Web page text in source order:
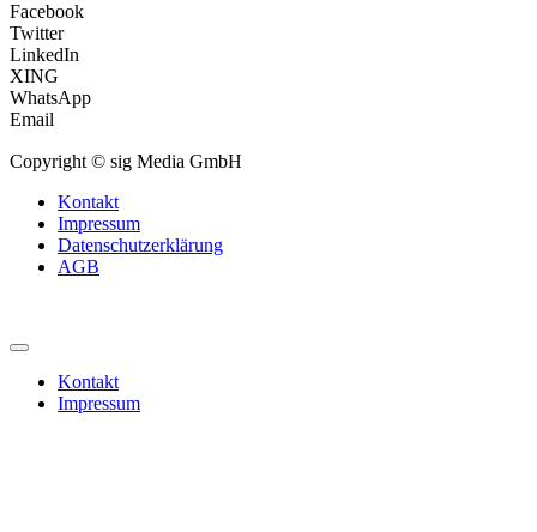
Facebook
Twitter
LinkedIn
XING
WhatsApp
Email
Copyright © sig Media GmbH
Kontakt
Impressum
Datenschutzerklärung
AGB
Kontakt
Impressum